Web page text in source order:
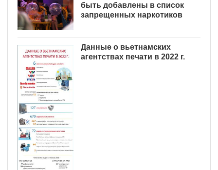
быть добавлены в список
запрещенных наркотиков
Данные о вьетнамских
агентствах печати в 2022 г.